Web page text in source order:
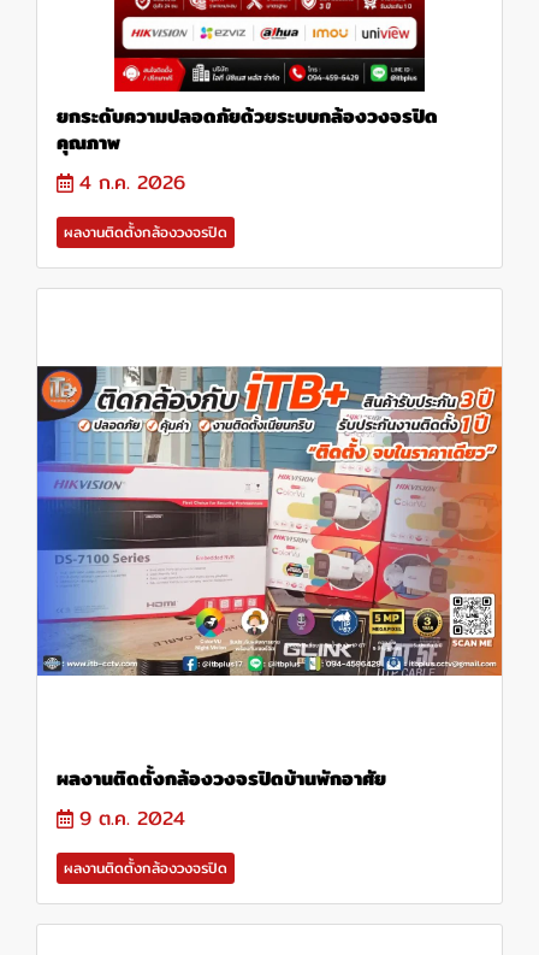
ยกระดับความปลอดภัยด้วยระบบกล้องวงจรปิด
คุณภาพ
4 ก.ค. 2026
ผลงานติดตั้งกล้องวงจรปิด
ผลงานติดตั้งกล้องวงจรปิดบ้านพักอาศัย
9 ต.ค. 2024
ผลงานติดตั้งกล้องวงจรปิด